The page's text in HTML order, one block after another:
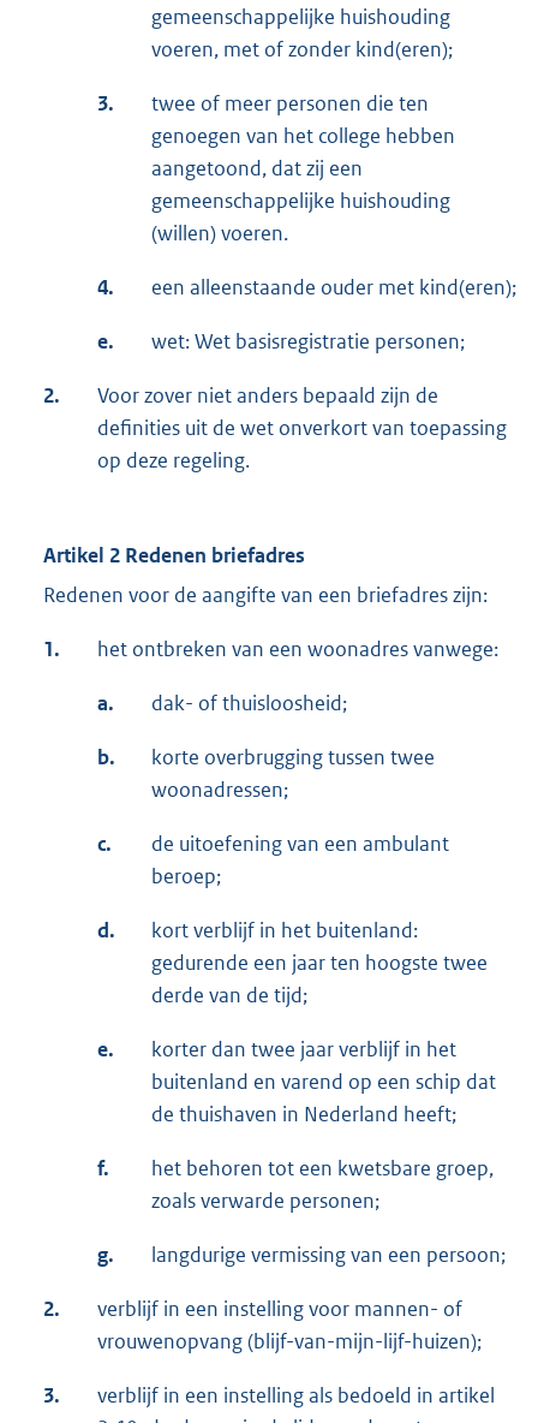
gemeenschappelijke huishouding
voeren, met of zonder kind(eren);
3.
twee of meer personen die ten
genoegen van het college hebben
aangetoond, dat zij een
gemeenschappelijke huishouding
(willen) voeren.
4. een alleenstaande ouder met kind(eren);
e. wet: Wet basisregistratie personen;
2.
Voor zover niet anders bepaald zijn de
definities uit de wet onverkort van toepassing
op deze regeling.
Artikel 2 Redenen briefadres
Redenen voor de aangifte van een briefadres zijn:
1. het ontbreken van een woonadres vanwege:
a. dak- of thuisloosheid;
b.
korte overbrugging tussen twee
woonadressen;
c.
de uitoefening van een ambulant
beroep;
d.
kort verblijf in het buitenland:
gedurende een jaar ten hoogste twee
derde van de tijd;
e.
korter dan twee jaar verblijf in het
buitenland en varend op een schip dat
de thuishaven in Nederland heeft;
f.
het behoren tot een kwetsbare groep,
zoals verwarde personen;
g. langdurige vermissing van een persoon;
2.
verblijf in een instelling voor mannen- of
vrouwenopvang (blijf-van-mijn-lijf-huizen);
3.
verblijf in een instelling als bedoeld in artikel